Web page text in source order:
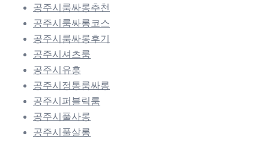
공주시룸싸롱추천
공주시룸싸롱코스
공주시룸싸롱후기
공주시셔츠룸
공주시유흥
공주시정통룸싸롱
공주시퍼블릭룸
공주시풀사롱
공주시풀살롱